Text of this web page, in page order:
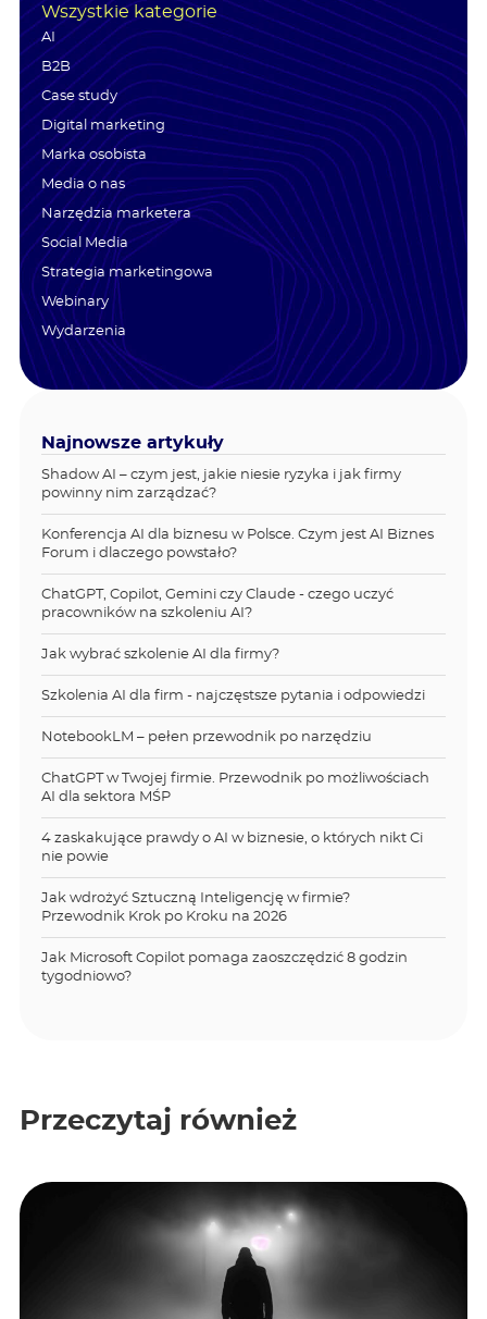
Wszystkie kategorie
AI
B2B
Case study
Digital marketing
Marka osobista
Media o nas
Narzędzia marketera
Social Media
Strategia marketingowa
Webinary
Wydarzenia
Najnowsze artykuły
Shadow AI – czym jest, jakie niesie ryzyka i jak firmy
powinny nim zarządzać?
Konferencja AI dla biznesu w Polsce. Czym jest AI Biznes
Forum i dlaczego powstało?
ChatGPT, Copilot, Gemini czy Claude - czego uczyć
pracowników na szkoleniu AI?
Jak wybrać szkolenie AI dla firmy?
Szkolenia AI dla firm - najczęstsze pytania i odpowiedzi
NotebookLM – pełen przewodnik po narzędziu
ChatGPT w Twojej firmie. Przewodnik po możliwościach
AI dla sektora MŚP
4 zaskakujące prawdy o AI w biznesie, o których nikt Ci
nie powie
Jak wdrożyć Sztuczną Inteligencję w firmie?
Przewodnik Krok po Kroku na 2026
Jak Microsoft Copilot pomaga zaoszczędzić 8 godzin
tygodniowo?
Przeczytaj również